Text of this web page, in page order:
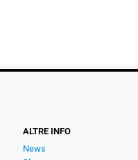
ALTRE INFO
News